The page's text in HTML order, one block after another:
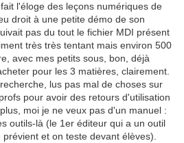
l'éloge des leçons numériques de
droit à une petite démo de son
pas du tout le fichier MDI présent
très très tentant mais environ 500
avec mes petits sous, bon, déjà
pour les 3 matières, clairement.
lus pas mal de choses sur
pour avoir des retours d'utilisation
moi je ne veux pas d'un manuel :
outils-là (le 1er éditeur qui a un outil
et on teste devant élèves).